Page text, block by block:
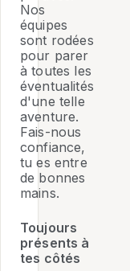
Nos
équipes
sont rodées
pour parer
à toutes les
éventualités
d'une telle
aventure.
Fais-nous
confiance,
tu es entre
de bonnes
mains.
Toujours
présents à
tes côtés